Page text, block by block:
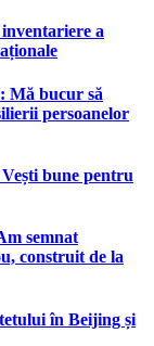
a
Mă bucur să
persoanelor
bune pentru
semnat
construit de la
în Beijing și